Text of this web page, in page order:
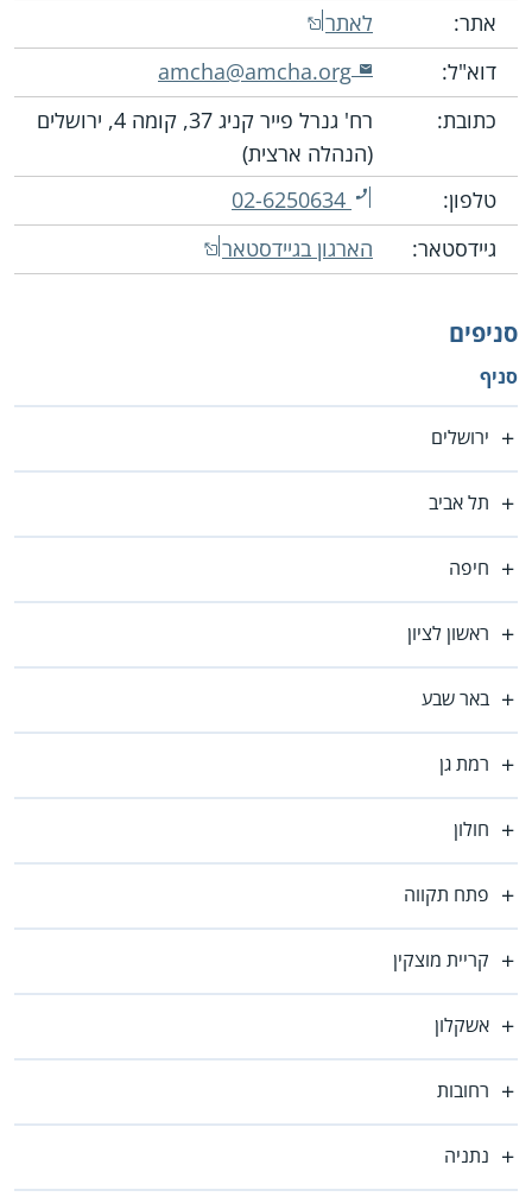
אתר:
לאתר
דוא"ל:
amcha@amcha.org
כתובת:
רח' גנרל פייר קניג 37, קומה 4, ירושלים
(הנהלה ארצית)
טלפון:
02-6250634
גיידסטאר:
הארגון בגיידסטאר
סניפים
סניף
ירושלים
תל אביב
חיפה
ראשון לציון
באר שבע
רמת גן
חולון
פתח תקווה
קריית מוצקין
אשקלון
רחובות
נתניה